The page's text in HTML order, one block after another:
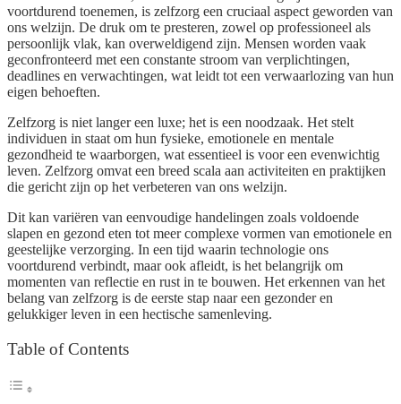
voortdurend toenemen, is zelfzorg een cruciaal aspect geworden van
ons welzijn. De druk om te presteren, zowel op professioneel als
persoonlijk vlak, kan overweldigend zijn. Mensen worden vaak
geconfronteerd met een constante stroom van verplichtingen,
deadlines en verwachtingen, wat leidt tot een verwaarlozing van hun
eigen behoeften.
Zelfzorg is niet langer een luxe; het is een noodzaak. Het stelt
individuen in staat om hun fysieke, emotionele en mentale
gezondheid te waarborgen, wat essentieel is voor een evenwichtig
leven. Zelfzorg omvat een breed scala aan activiteiten en praktijken
die gericht zijn op het verbeteren van ons welzijn.
Dit kan variëren van eenvoudige handelingen zoals voldoende
slapen en gezond eten tot meer complexe vormen van emotionele en
geestelijke verzorging. In een tijd waarin technologie ons
voortdurend verbindt, maar ook afleidt, is het belangrijk om
momenten van reflectie en rust in te bouwen. Het erkennen van het
belang van zelfzorg is de eerste stap naar een gezonder en
gelukkiger leven in een hectische samenleving.
Table of Contents